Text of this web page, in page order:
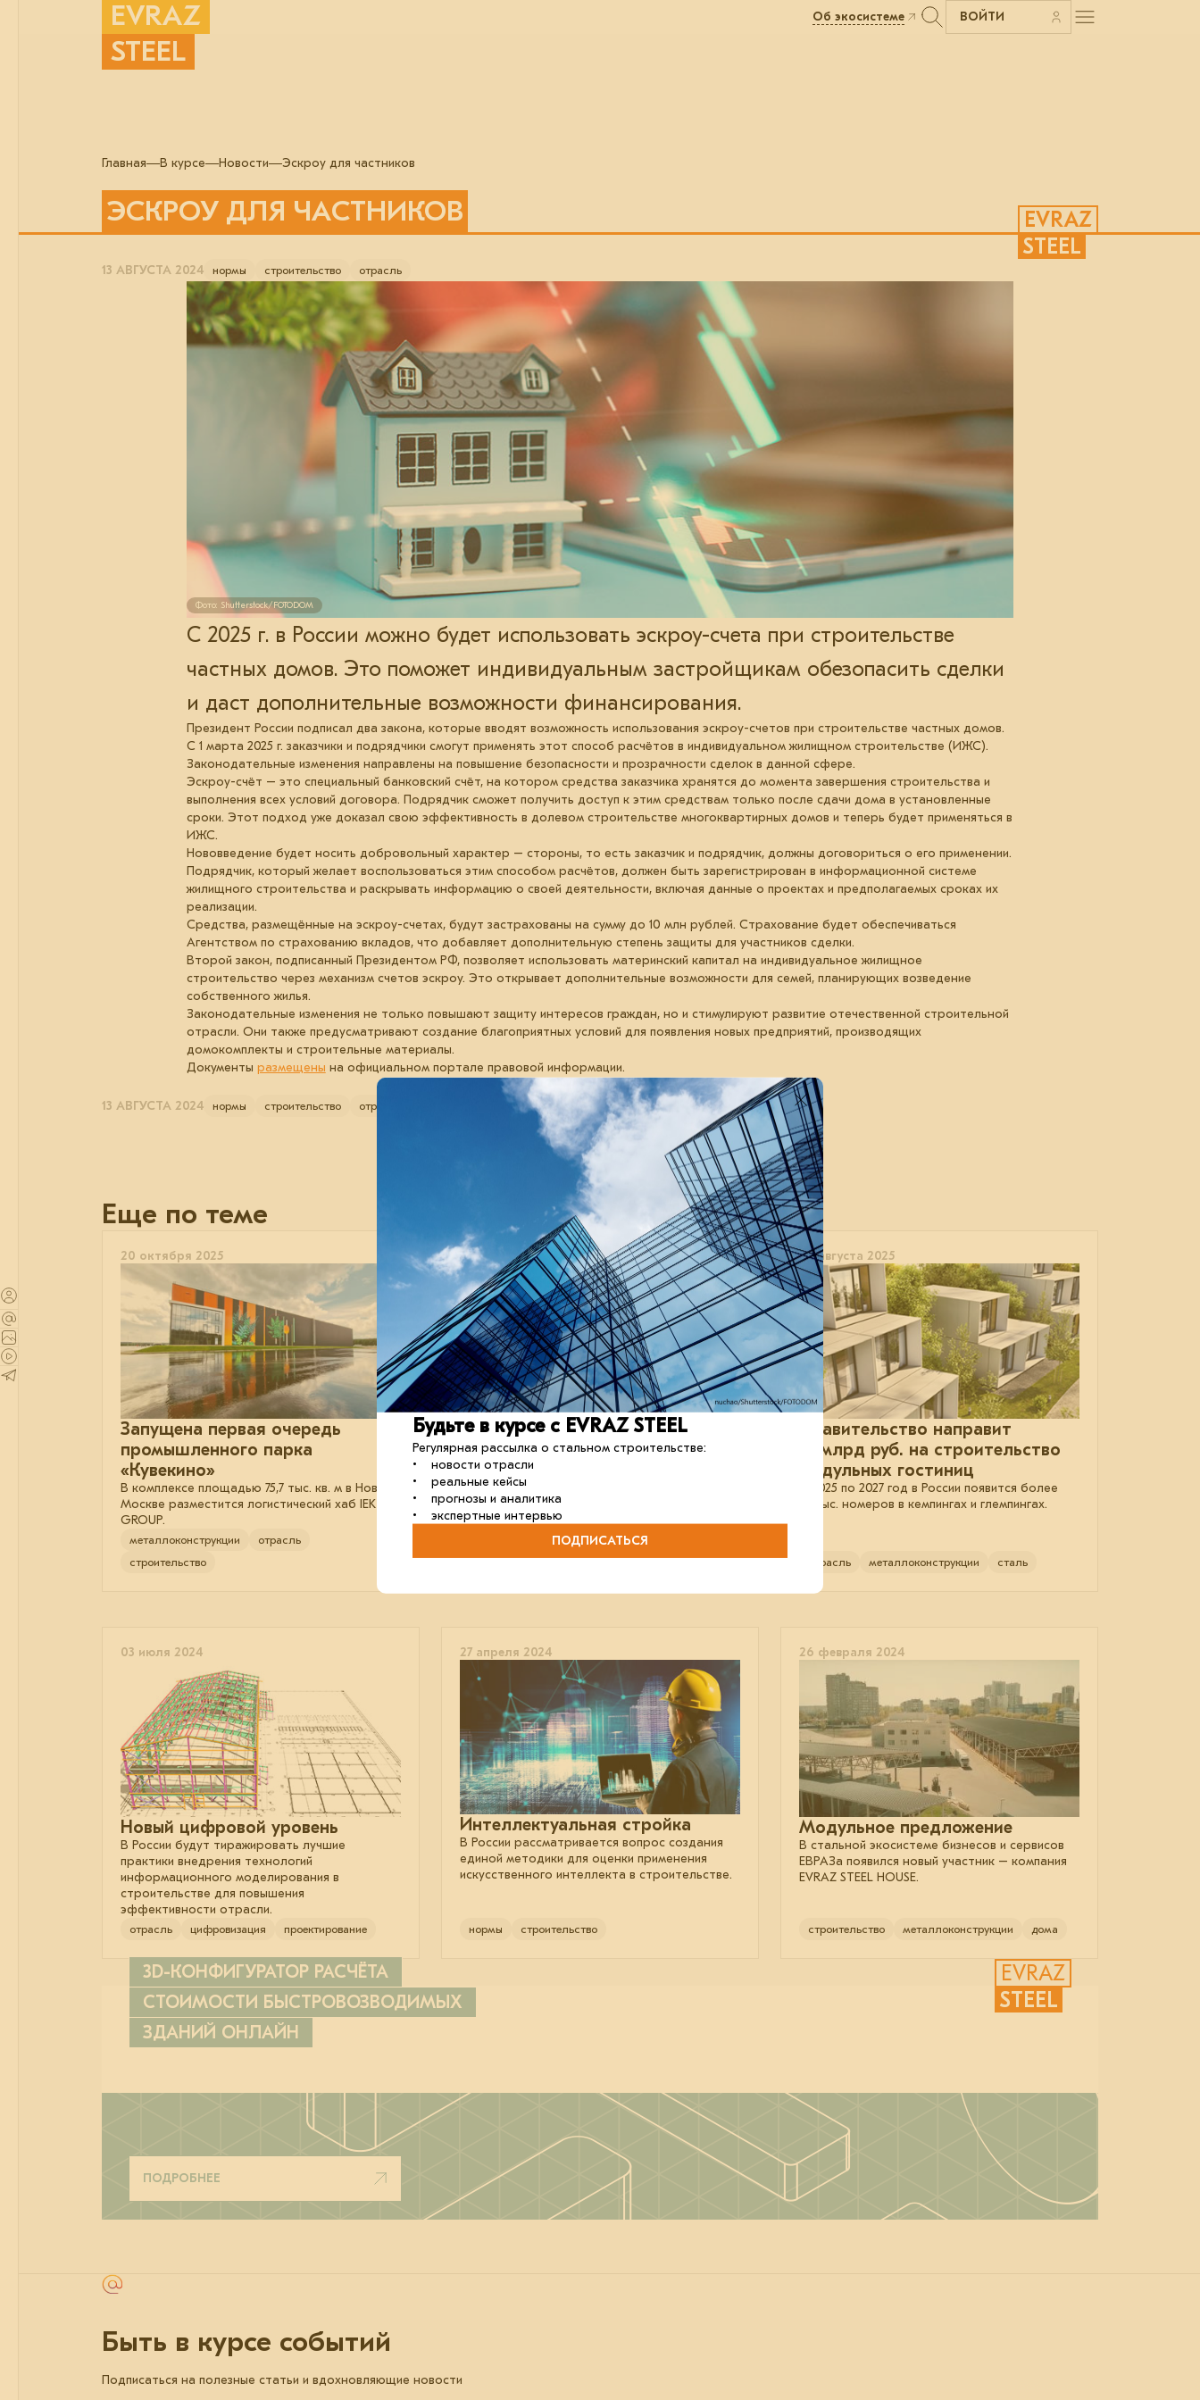
EVRAZ
STEEL
Об экосистеме ВОЙТИ
Главная В курсе Новости Эскроу для частников
EVRAZ
STEEL
ЭСКРОУ ДЛЯ ЧАСТНИКОВ
13 АВГУСТА 2024 нормы строительство отрасль
Фото: Shutterstock/FOTODOM
С 2025 г. в России можно будет использовать эскроу-счета при строительстве
частных домов. Это поможет индивидуальным застройщикам обезопасить сделки
и даст дополнительные возможности финансирования.
Президент России подписал два закона, которые вводят возможность использования эскроу-счетов при строительстве частных домов.
С 1 марта 2025 г. заказчики и подрядчики смогут применять этот способ расчётов в индивидуальном жилищном строительстве (ИЖС).
Законодательные изменения направлены на повышение безопасности и прозрачности сделок в данной сфере.
Эскроу-счёт – это специальный банковский счёт, на котором средства заказчика хранятся до момента завершения строительства и
выполнения всех условий договора. Подрядчик сможет получить доступ к этим средствам только после сдачи дома в установленные
сроки. Этот подход уже доказал свою эффективность в долевом строительстве многоквартирных домов и теперь будет применяться в
ИЖС.
Нововведение будет носить добровольный характер – стороны, то есть заказчик и подрядчик, должны договориться о его применении.
Подрядчик, который желает воспользоваться этим способом расчётов, должен быть зарегистрирован в информационной системе
жилищного строительства и раскрывать информацию о своей деятельности, включая данные о проектах и предполагаемых сроках их
реализации.
Средства, размещённые на эскроу-счетах, будут застрахованы на сумму до 10 млн рублей. Страхование будет обеспечиваться
Агентством по страхованию вкладов, что добавляет дополнительную степень защиты для участников сделки.
Второй закон, подписанный Президентом РФ, позволяет использовать материнский капитал на индивидуальное жилищное
строительство через механизм счетов эскроу. Это открывает дополнительные возможности для семей, планирующих возведение
собственного жилья.
Законодательные изменения не только повышают защиту интересов граждан, но и стимулируют развитие отечественной строительной
отрасли. Они также предусматривают создание благоприятных условий для появления новых предприятий, производящих
домокомплекты и строительные материалы.
Документы размещены на официальном портале правовой информации.
13 АВГУСТА 2024 нормы строительство отрасль
Еще по теме
20 октября 2025
Запущена первая очередь
промышленного парка
«Кувекино»
В комплексе площадью 75,7 тыс. кв. м в Новой
Москве разместится логистический хаб IEK
GROUP.
металлоконструкции
отрасль
строительство
05 августа 2025
Проектировщики жилых зданий
всё чаще выбирают металл
Топ-50 лучших архитектурно-
проектировочных бюро России возглавляют
компании, использующие стальные
конструкции в своих проектах.
отрасль металлоконструкции сталь
04 августа 2025
Правительство направит
15 млрд руб. на строительство
модульных гостиниц
С 2025 по 2027 год в России появится более
10 тыс. номеров в кемпингах и глемпингах.
отрасль металлоконструкции сталь
03 июля 2024
Новый цифровой уровень
В России будут тиражировать лучшие
практики внедрения технологий
информационного моделирования в
строительстве для повышения
эффективности отрасли.
отрасль цифровизация проектирование
27 апреля 2024
Интеллектуальная стройка
В России рассматривается вопрос создания
единой методики для оценки применения
искусственного интеллекта в строительстве.
нормы строительство
26 февраля 2024
Модульное предложение
В стальной экосистеме бизнесов и сервисов
ЕВРАЗа появился новый участник – компания
EVRAZ STEEL HOUSE.
строительство металлоконструкции дома
3D-КОНФИГУРАТОР РАСЧЁТА
СТОИМОСТИ БЫСТРОВОЗВОДИМЫХ
ЗДАНИЙ ОНЛАЙН
EVRAZ
STEEL
ПОДРОБНЕЕ
Быть в курсе событий
Подписаться на полезные статьи и вдохновляющие новости
Будьте в курсе с EVRAZ STEEL
Регулярная рассылка о стальном строительстве:
• новости отрасли
• реальные кейсы
• прогнозы и аналитика
• экспертные интервью
ПОДПИСАТЬСЯ